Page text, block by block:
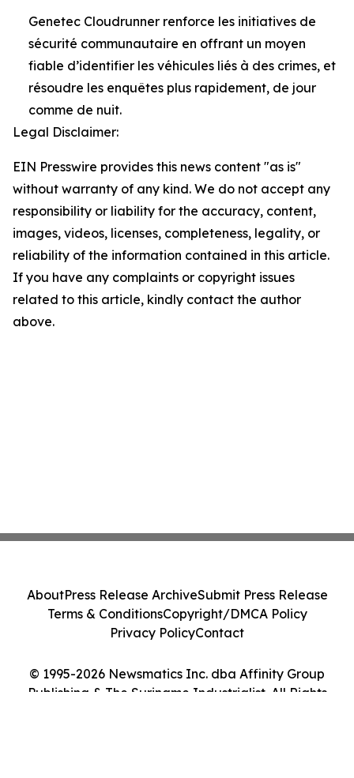
Genetec Cloudrunner renforce les initiatives de
sécurité communautaire en offrant un moyen
fiable d’identifier les véhicules liés à des crimes, et
résoudre les enquêtes plus rapidement, de jour
comme de nuit.
Legal Disclaimer:
EIN Presswire provides this news content "as is"
without warranty of any kind. We do not accept any
responsibility or liability for the accuracy, content,
images, videos, licenses, completeness, legality, or
reliability of the information contained in this article.
If you have any complaints or copyright issues
related to this article, kindly contact the author
above.
© 1995-2026 Newsmatics Inc. dba Affinity Group
Publishing & The Suriname Industrialist. All Rights
AboutPress Release ArchiveSubmit Press Release
Terms & ConditionsCopyright/DMCA Policy
Privacy PolicyContact